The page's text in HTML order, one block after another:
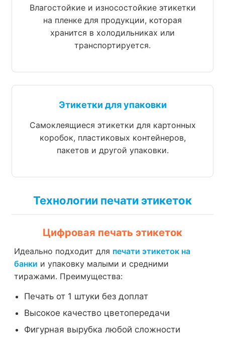
Влагостойкие и износостойкие этикетки
на пленке для продукции, которая
хранится в холодильниках или
транспортируется.
Этикетки для упаковки
Самоклеящиеся этикетки для картонных
коробок, пластиковых контейнеров,
пакетов и другой упаковки.
Технологии печати этикеток
Цифровая печать этикеток
Идеально подходит для печати этикеток на
банки и упаковку малыми и средними
тиражами. Преимущества:
Печать от 1 штуки без доплат
Высокое качество цветопередачи
Фигурная вырубка любой сложности